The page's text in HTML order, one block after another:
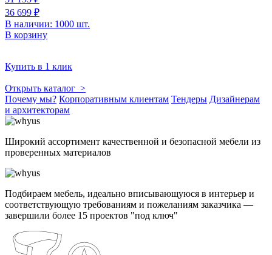
36 699 ₽
В наличии: 1000 шт.
В корзину
Купить в 1 клик
Открыть каталог >
Почему мы? Корпоративным клиентам Тендеры Дизайнерам
и архитекторам
Широкий ассортимент качественной и безопасной мебели из
проверенных материалов
Подбираем мебель, идеально вписывающуюся в интерьер и
соответствующую требованиям и пожеланиям заказчика —
завершили более 15 проектов "под ключ"